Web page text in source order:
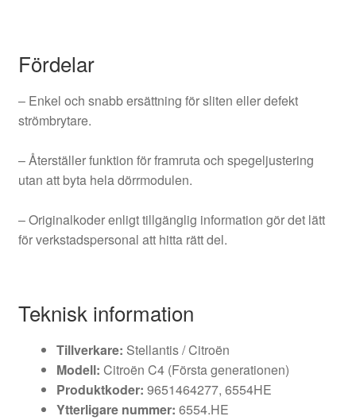
Fördelar
– Enkel och snabb ersättning för sliten eller defekt
strömbrytare.
– Återställer funktion för framruta och spegeljustering
utan att byta hela dörrmodulen.
– Originalkoder enligt tillgänglig information gör det lätt
för verkstadspersonal att hitta rätt del.
Teknisk information
Tillverkare: Stellantis / Citroën
Modell: Citroën C4 (Första generationen)
Produktkoder: 9651464277, 6554HE
Ytterligare nummer: 6554.HE